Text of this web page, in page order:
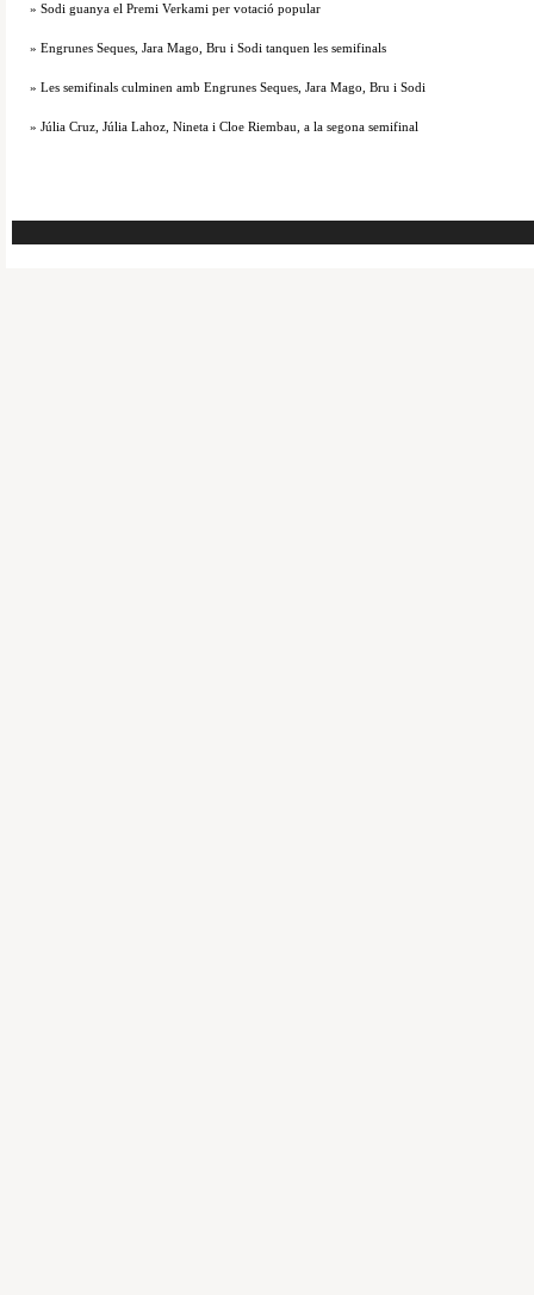
» Sodi guanya el Premi Verkami per votació popular
» Engrunes Seques, Jara Mago, Bru i Sodi tanquen les semifinals
» Les semifinals culminen amb Engrunes Seques, Jara Mago, Bru i Sodi
» Júlia Cruz, Júlia Lahoz, Nineta i Cloe Riembau, a la segona semifinal